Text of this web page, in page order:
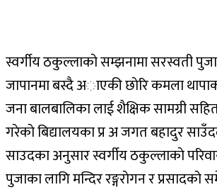
स्वर्गीय ठकुल्लाकाे सम्झनामा सरस्वती
जापानमा बस्दै अाएकी छाेरि कमला
जना बालबालिका लाई शैक्षिक सामग्री
गरेकाे बिद्यालयका प्र अ जगत बहादुर
साउदका अनुसार स्वर्गीय ठकुल्लाकाे
पुजाका लागि मन्दिर रङ्गराेगन र प्रसादकाे